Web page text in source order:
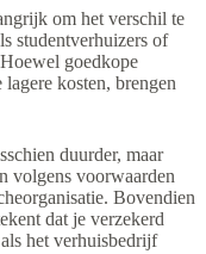
om het verschil te
studentverhuizers of
goedkope
kosten, brengen
duurder, maar
volgens voorwaarden
Bovendien
dat je verzekerd
het verhuisbedrijf